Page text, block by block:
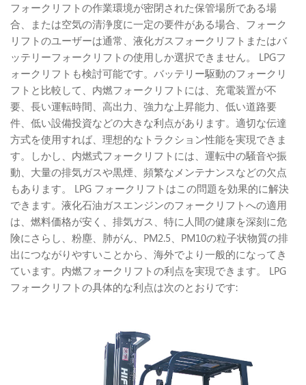
フォークリフトの作業環境が密閉された保管場所である場
合、または空気の清浄度に一定の要件がある場合、フォーク
リフトのユーザーは通常、液化ガスフォークリフトまたはバ
ッテリーフォークリフトの使用しか選択できません。 LPGフ
ォークリフトも検討可能です。バッテリー駆動のフォークリ
フトと比較して、内燃フォークリフトには、充電装置が不
要、長い運転時間、高出力、強力な上昇能力、低い道路要
件、低い設備投資などの大きな利点があります。適切な伝達
方式を使用すれば、理想的なトラクション性能を実現できま
す。しかし、内燃式フォークリフトには、運転中の騒音や振
動、大量の排気ガスや黒煙、頻繁なメンテナンスなどの欠点
もあります。 LPG フォークリフトはこの問題を効果的に解決
できます。液化石油ガスエンジンのフォークリフトへの適用
は、燃料価格が安く、排気ガス、特に人間の健康を深刻に危
険にさらし、粉塵、肺がん、PM2.5、PM10の粒子状物質の排
出につながりやすいことから、海外でより一般的になってき
ています。内燃フォークリフトの利点を実現できます。 LPG
フォークリフトの具体的な利点は次のとおりです: